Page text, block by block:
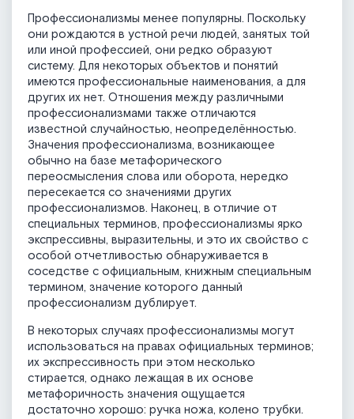
Профессионализмы менее популярны. Поскольку
они рождаются в устной речи людей, занятых той
или иной профессией, они редко образуют
систему. Для некоторых объектов и понятий
имеются профессиональные наименования, а для
других их нет. Отношения между различными
профессионализмами также отличаются
известной случайностью, неопределённостью.
Значения профессионализма, возникающее
обычно на базе метафорического
переосмысления слова или оборота, нередко
пересекается со значениями других
профессионализмов. Наконец, в отличие от
специальных терминов, профессионализмы ярко
экспрессивны, выразительны, и это их свойство с
особой отчетливостью обнаруживается в
соседстве с официальным, книжным специальным
термином, значение которого данный
профессионализм дублирует.
В некоторых случаях профессионализмы могут
использоваться на правах официальных терминов;
их экспрессивность при этом несколько
стирается, однако лежащая в их основе
метафоричность значения ощущается
достаточно хорошо: ручка ножа, колено трубки.